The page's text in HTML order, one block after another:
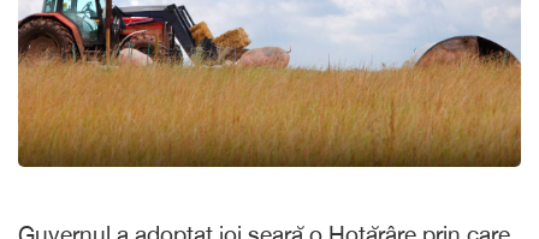
Guvernul a adoptat joi seară o Hotărâre prin care